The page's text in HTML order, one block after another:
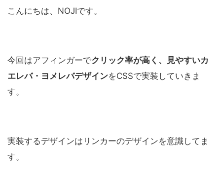
こんにちは、NOJIです。
今回はアフィンガーでクリック率が高く、見やすいカ
エレバ・ヨメレバデザインをCSSで実装していきま
す。
実装するデザインはリンカーのデザインを意識してま
す。